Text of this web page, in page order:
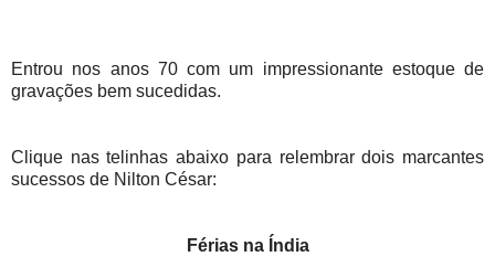
Entrou nos anos 70 com um impressionante estoque de
gravações bem sucedidas.
Clique nas telinhas abaixo para relembrar dois marcantes
sucessos de Nilton César:
Férias na Índia